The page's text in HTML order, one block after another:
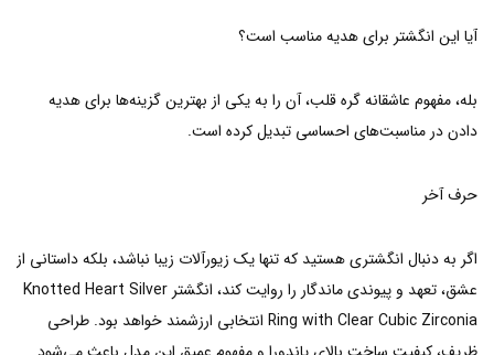
آیا این انگشتر برای هدیه مناسب است؟
بله، مفهوم عاشقانه گره قلب، آن را به یکی از بهترین گزینه‌ها برای هدیه
دادن در مناسبت‌های احساسی تبدیل کرده است.
حرف آخر
اگر به دنبال انگشتری هستید که تنها یک زیورآلات زیبا نباشد، بلکه داستانی از
عشق، تعهد و پیوندی ماندگار را روایت کند، انگشتر Knotted Heart Silver
Ring with Clear Cubic Zirconia انتخابی ارزشمند خواهد بود. طراحی